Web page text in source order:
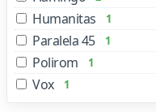
Humanitas 1
Paralela 45 1
Polirom 1
Vox 1